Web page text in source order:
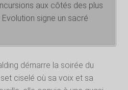
aux côtés des plus
Evolution signe un sacré
démarre la soirée du
set ciselé où sa voix et sa